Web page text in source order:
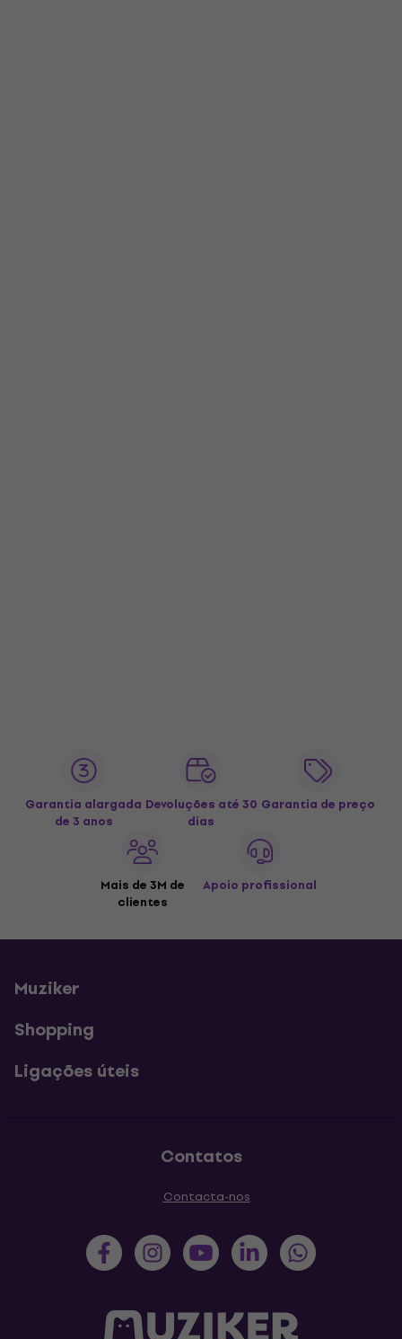
Garantia alargada
de 3 anos
Devoluções até 30
dias
Garantia de preço
Mais de 3M de
clientes
Apoio profissional
Muziker
Shopping
Ligações úteis
Contatos
Contacta-nos